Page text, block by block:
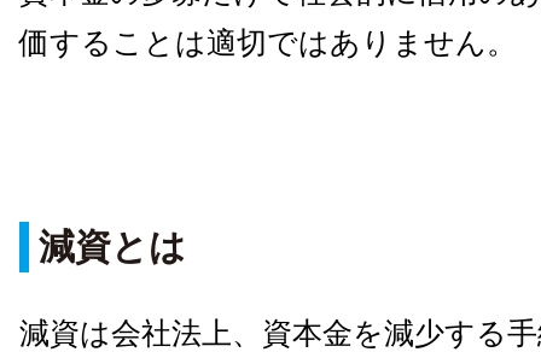
価することは適切ではありません。
減資とは
減資は会社法上、資本金を減少する